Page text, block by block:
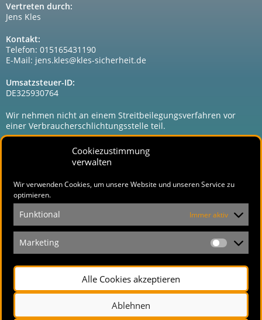
Cookiezustimmung
verwalten
Wir verwenden Cookies, um unsere Website und unseren Service zu
optimieren.
Funktional Immer aktiv
Marketing
Alle Cookies akzeptieren
Ablehnen
Vertreten durch:
Jens Kles
Kontakt:
Telefon: 015165431190
E-Mail: jens.kles@kles-sicherheit.de
Umsatzsteuer-ID:
DE325930764
Wir nehmen nicht an einem Streitbeilegungsverfahren vor
einer Verbraucherschlichtungsstelle teil.
Kles Sicherheitssysteme
Rötzberg 54
31536 Neustadt
E-Mail:
Kontakt